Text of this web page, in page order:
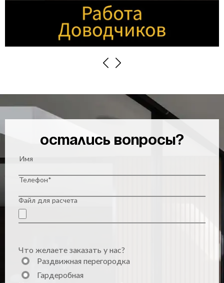
Previous
Next
Остались вопросы?
Имя
Телефон*
Файл для расчета
Что желаете заказать у нас?
Раздвижная перегородка
Гардеробная